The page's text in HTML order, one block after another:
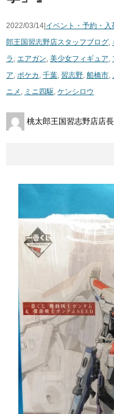
2022/03/14| イベント・予約・入
郎王国習志野店スタッフブログ,
ラ , エアガン, 美少女フィギュア,
ア, ポケカ , 千葉, 習志野, 船橋市,
ニメ , ミニ四駆, ​ケンシロウ
桃太郎王国習志野店店長